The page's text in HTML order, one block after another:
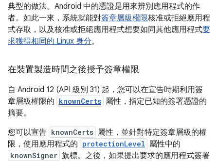
典型的做法。Android 中的憑證是用來辨別應用程式的作
者。如此一來，系統就能對簽章層級權限核准或拒絕應用程
式存取，以及核准或拒絕應用程式想要如同其他應用程式要
求獲得相同的 Linux 身分。
在裝置製造時間之後授予簽章權限
自 Android 12 (API 級別 31) 起，您可以在宣告時期利用簽
章層級權限的 knownCerts 屬性，指定已知的簽署憑證的
摘要。
您可以宣告 knownCerts 屬性，並針對特定簽章層級的權
限，使用應用程式的 protectionLevel 屬性中的
knownSigner 旗標。之後，如果提出要求的應用程式簽署